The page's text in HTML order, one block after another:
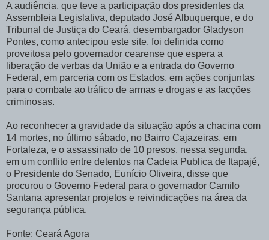
A audiência, que teve a participação dos presidentes da
Assembleia Legislativa, deputado José Albuquerque, e do
Tribunal de Justiça do Ceará, desembargador Gladyson
Pontes, como antecipou este site, foi definida como
proveitosa pelo governador cearense que espera a
liberação de verbas da União e a entrada do Governo
Federal, em parceria com os Estados, em ações conjuntas
para o combate ao tráfico de armas e drogas e as facções
criminosas.
Ao reconhecer a gravidade da situação após a chacina com
14 mortes, no último sábado, no Bairro Cajazeiras, em
Fortaleza, e o assassinato de 10 presos, nessa segunda,
em um conflito entre detentos na Cadeia Publica de Itapajé,
o Presidente do Senado, Eunício Oliveira, disse que
procurou o Governo Federal para o governador Camilo
Santana apresentar projetos e reivindicações na área da
segurança pública.
Fonte: Ceará Agora